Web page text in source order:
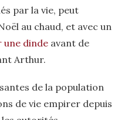
par la vie, peut
au chaud, et avec un
une dindeavant de
Arthur.
de la population
de vie empirer depuis